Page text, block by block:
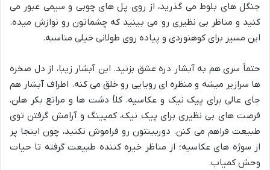
جنگل های بلوط می گذرید، از روی پل های چوبی و سیمی عبور می
کنید و مناظر بی نظیری رو می بینید که چشماتون رو نوازش میده.
این مسیر برای کوهنوردی و پیاده روی طولانی خیلی مناسبه.
حتماً سری هم به آبشار دره عشق بزنید. این آبشار زیبا، از دل صخره
ها سرازیر میشه و منظره ای رویایی رو خلق می کنه. اطراف آبشار هم
جای عالی برای پیک نیک و عکاسیه. کلاً دشت ها و مراتع بکر هلن،
فرصت های بی نظیری برای پیک نیک، کمپینگ و آرامش گرفتن توی
طبیعت فراهم می کنن. دوربینتون رو فراموش نکنید، چون اینجا پر
از سوژه های عکاسیه؛ از مناظر خیره کننده طبیعت گرفته تا حیات
وحش کمیاب.